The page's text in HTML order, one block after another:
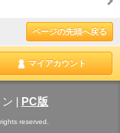
ページの先頭へ戻る
マイアカウント
PC版
reserved.